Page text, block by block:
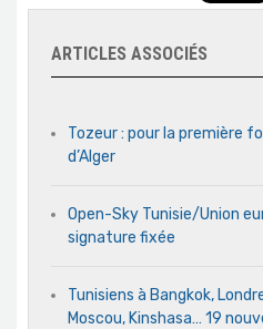
ARTICLES ASSOCIÉS
Tozeur : pour la première
d’Alger
Open-Sky Tunisie/Union
signature fixée
Tunisiens à Bangkok,
Moscou, Kinshasa… 19